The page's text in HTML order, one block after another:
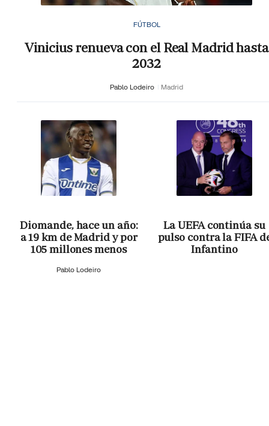
FÚTBOL
Vinicius renueva con el Real Madrid hasta
2032
Pablo Lodeiro Madrid
Diomande, hace un año:
a 19 km de Madrid y por
105 millones menos
Pablo Lodeiro
La UEFA continúa su
pulso contra la FIFA
Infantino